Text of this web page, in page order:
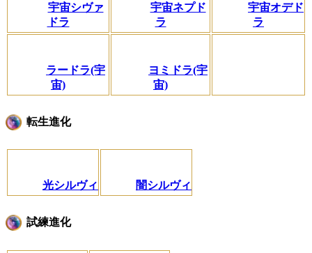
宇宙シヴァ
ドラ
宇宙ネプド
ラ
宇宙オデド
ラ
ラードラ(宇
宙)
ヨミドラ(宇
宙)
転生進化
光シルヴィ 闇シルヴィ
試練進化